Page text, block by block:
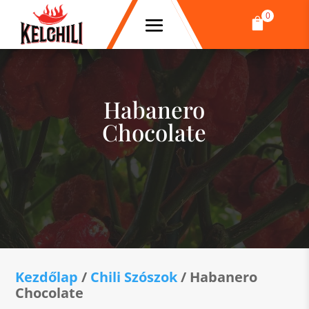
0

Habanero
Chocolate
Kezdőlap / Chili Szószok/ Habanero
Chocolate